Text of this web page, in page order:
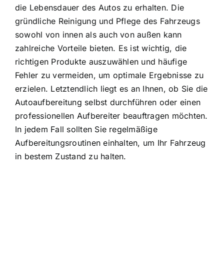
die Lebensdauer des Autos zu erhalten. Die
gründliche Reinigung und Pflege des Fahrzeugs
sowohl von innen als auch von außen kann
zahlreiche Vorteile bieten. Es ist wichtig, die
richtigen Produkte auszuwählen und häufige
Fehler zu vermeiden, um optimale Ergebnisse zu
erzielen. Letztendlich liegt es an Ihnen, ob Sie die
Autoaufbereitung selbst durchführen oder einen
professionellen Aufbereiter beauftragen möchten.
In jedem Fall sollten Sie regelmäßige
Aufbereitungsroutinen einhalten, um Ihr Fahrzeug
in bestem Zustand zu halten.